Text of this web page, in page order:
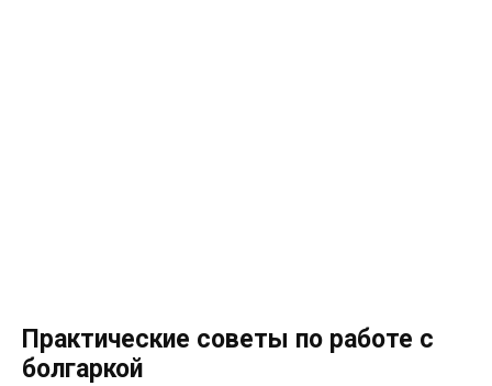
Практические советы по работе с
болгаркой